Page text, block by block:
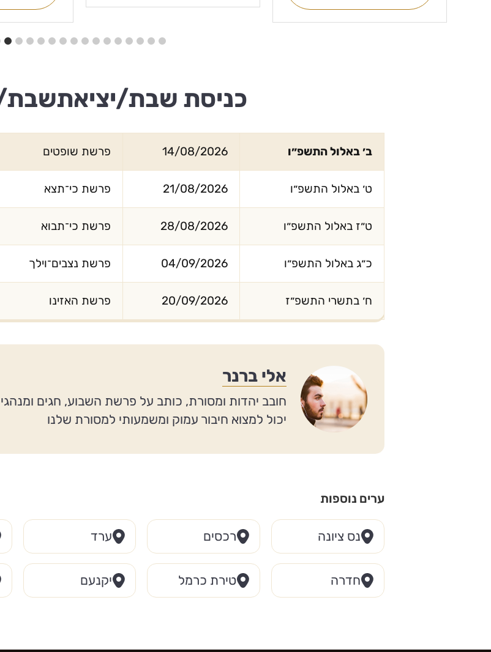
כניסת שבת/
ב׳ באלול התשפ״ו 14/08/2026 פרשת שופטים
ט׳ באלול התשפ״ו 21/08/2026 פרשת כי־תצא
ט״ז באלול התשפ״ו 28/08/2026 פרשת כי־תבוא
כ״ג באלול התשפ״ו 04/09/2026 פרשת נצבים־וילך
ח׳ בתשרי התשפ״ז 20/09/2026 פרשת האזינו
אלי ברנר
חובב יהדות ומסורת, כותב על פרשת השבוע, חגים
יכול למצוא חיבור עמוק ומשמעותי למסורת שלנו
ערים נוספות
נס ציונה רכסים ערד
חדרה טירת כרמל יקנעם